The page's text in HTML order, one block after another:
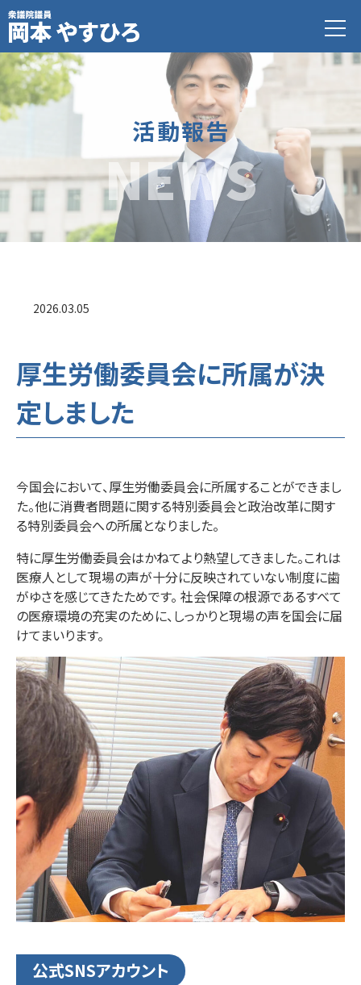
活動報告
NEWS
2026.03.05
厚生労働委員会に所属が決
定しました
今国会において、厚生労働委員会に所属することができまし
た。他に消費者問題に関する特別委員会と政治改革に関す
る特別委員会への所属となりました。
特に厚生労働委員会はかねてより熱望してきました。これは
医療人として現場の声が十分に反映されていない制度に歯
がゆさを感じてきたためです。 社会保障の根源であるすべて
の医療環境の充実のために、しっかりと現場の声を国会に届
けてまいります。
公式SNSアカウント